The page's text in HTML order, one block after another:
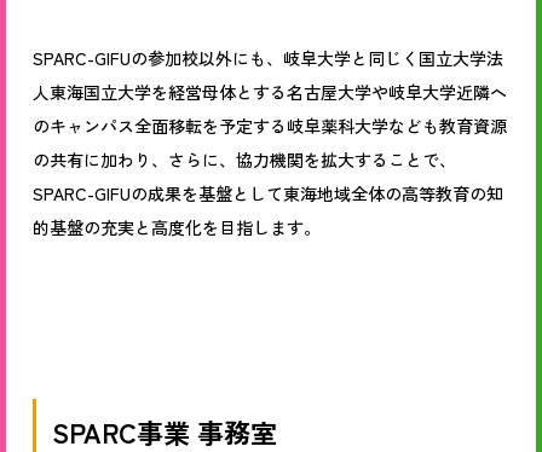
SPARC-GIFUの参加校以外にも、岐阜大学と同じく国立大学法
人東海国立大学を経営母体とする名古屋大学や岐阜大学近隣へ
のキャンパス全面移転を予定する岐阜薬科大学なども教育資源
の共有に加わり、さらに、協力機関を拡大することで、
SPARC-GIFUの成果を基盤として東海地域全体の高等教育の知
的基盤の充実と高度化を目指します。
SPARC事業 事務室